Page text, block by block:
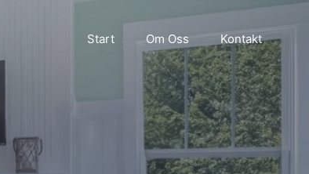
Start Om Oss Kontakt